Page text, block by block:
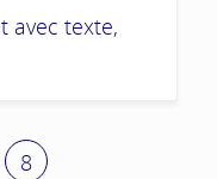
avec texte,
8